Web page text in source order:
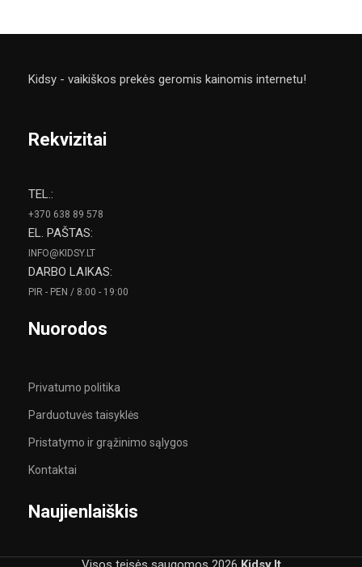
Kidsy - vaikiškos prekės geromis kainomis internetu!
Rekvizitai
TEL.:
+370 638 89 578
EL. PAŠTAS:
INFO@KIDSY.LT
DARBO LAIKAS:
PIR - PEN / 8:00 - 19:00
Nuorodos
Privatumo politika
Parduotuvės taisyklės
Pristatymo ir grąžinimo sąlygos
Kontaktai
Naujienlaiškis